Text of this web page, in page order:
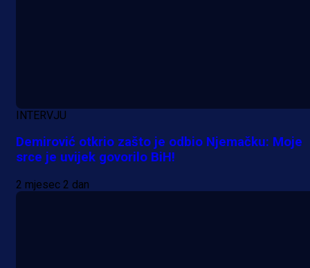
INTERVJU
Demirović otkrio zašto je odbio Njemačku: Moje
srce je uvijek govorilo BiH!
2 mjesec 2 dan